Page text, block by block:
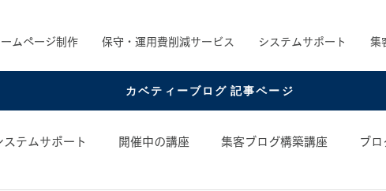
ムページ制作 保守・運用費削減サービス システムサポート 集
カベティーブログ 記事ページ
ステムサポート 開催中の講座 集客ブログ構築講座 ブロ